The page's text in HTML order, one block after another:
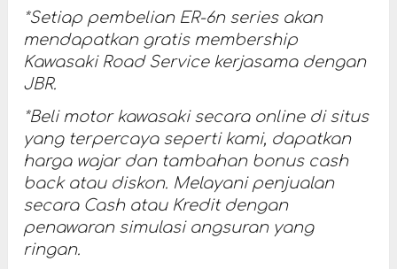
*Setiap pembelian ER-6n series akan
mendapatkan gratis membership
Kawasaki Road Service kerjasama dengan
JBR.
*Beli motor kawasaki secara online di situs
yang terpercaya seperti kami, dapatkan
harga wajar dan tambahan bonus cash
back atau diskon. Melayani penjualan
secara Cash atau Kredit dengan
penawaran simulasi angsuran yang
ringan.